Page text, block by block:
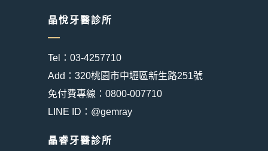
晶悅牙醫診所
Tel：03-4257710
Add：320桃園市中壢區新生路251號
免付費專線：0800-007710
LINE ID：@gemray
晶睿牙醫診所